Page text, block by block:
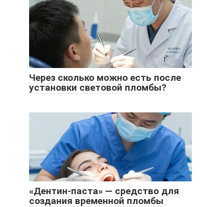
Через сколько можно есть после
установки световой пломбы?
«Дентин-паста» — средство для
создания временной пломбы